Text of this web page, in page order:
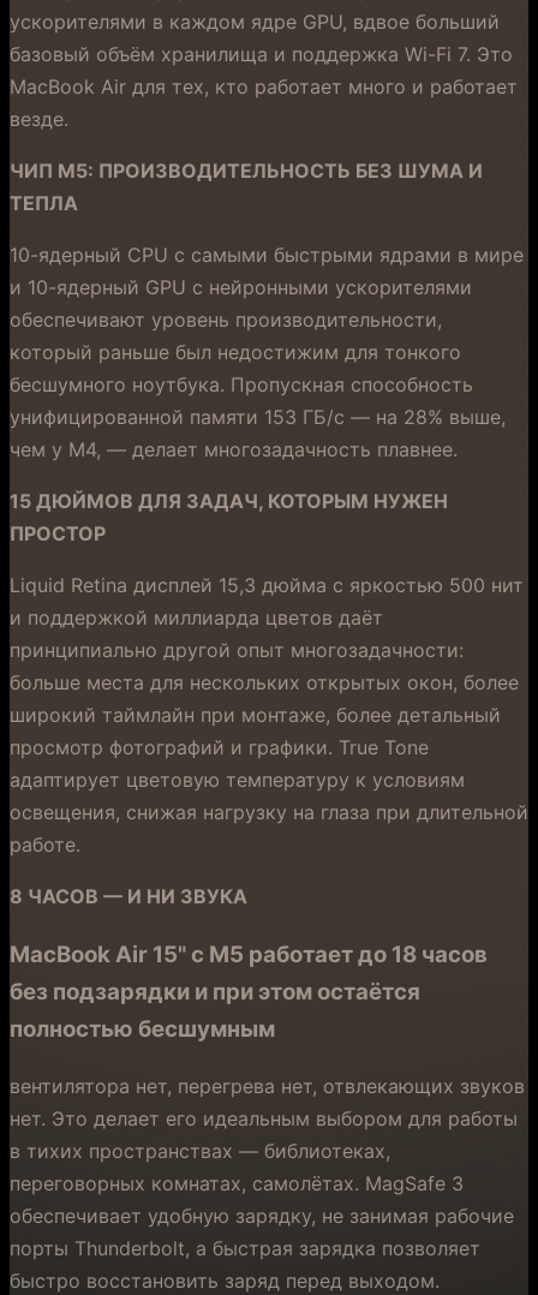
ускорителями в каждом ядре GPU, вдвое больший
базовый объём хранилища и поддержка Wi-Fi 7. Это
MacBook Air для тех, кто работает много и работает
везде.
ЧИП M5: ПРОИЗВОДИТЕЛЬНОСТЬ БЕЗ ШУМА И
ТЕПЛА
10-ядерный CPU с самыми быстрыми ядрами в мире
и 10-ядерный GPU с нейронными ускорителями
обеспечивают уровень производительности,
который раньше был недостижим для тонкого
бесшумного ноутбука. Пропускная способность
унифицированной памяти 153 ГБ/с — на 28% выше,
чем у M4, — делает многозадачность плавнее.
15 ДЮЙМОВ ДЛЯ ЗАДАЧ, КОТОРЫМ НУЖЕН
ПРОСТОР
Liquid Retina дисплей 15,3 дюйма с яркостью 500 нит
и поддержкой миллиарда цветов даёт
принципиально другой опыт многозадачности:
больше места для нескольких открытых окон, более
широкий таймлайн при монтаже, более детальный
просмотр фотографий и графики. True Tone
адаптирует цветовую температуру к условиям
освещения, снижая нагрузку на глаза при длительной
работе.
8 ЧАСОВ — И НИ ЗВУКА
MacBook Air 15" с M5 работает до 18 часов
без подзарядки и при этом остаётся
полностью бесшумным
вентилятора нет, перегрева нет, отвлекающих звуков
нет. Это делает его идеальным выбором для работы
в тихих пространствах — библиотеках,
переговорных комнатах, самолётах. MagSafe 3
обеспечивает удобную зарядку, не занимая рабочие
порты Thunderbolt, а быстрая зарядка позволяет
быстро восстановить заряд перед выходом.